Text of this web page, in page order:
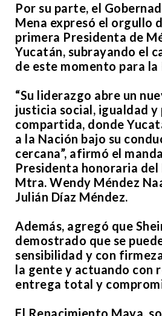
Por su parte, el
Mena expresó el orgullo
primera Presidenta de
Yucatán, subrayando el
de este momento para la
“Su liderazgo abre un
justicia social, igualdad y
compartida, donde
a la Nación bajo su
cercana”, afirmó el
Presidenta honoraria del
Mtra. Wendy Méndez
Julián Díaz Méndez.
Además, agregó que
demostrado que se
sensibilidad y con
la gente y actuando con
entrega total y
El Renacimiento Maya,